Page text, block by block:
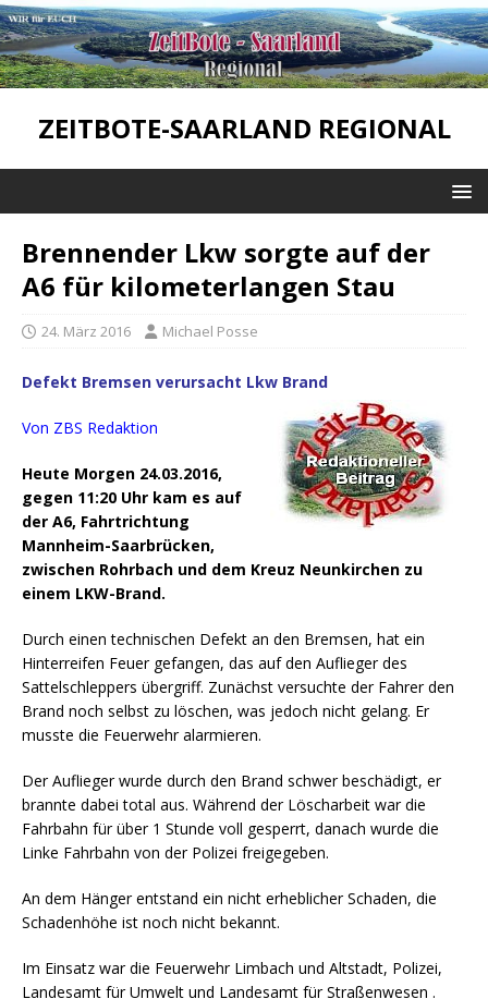
ZEITBOTE-SAARLAND REGIONAL
Brennender Lkw sorgte auf der
A6 für kilometerlangen Stau
24. März 2016 Michael Posse
Defekt Bremsen verursacht Lkw Brand
Von ZBS Redaktion
Heute Morgen 24.03.2016,
gegen 11:20 Uhr kam es auf
der A6, Fahrtrichtung
Mannheim-Saarbrücken,
zwischen Rohrbach und dem Kreuz Neunkirchen zu
einem LKW-Brand.
Durch einen technischen Defekt an den Bremsen, hat ein
Hinterreifen Feuer gefangen, das auf den Auflieger des
Sattelschleppers übergriff. Zunächst versuchte der Fahrer den
Brand noch selbst zu löschen, was jedoch nicht gelang. Er
musste die Feuerwehr alarmieren.
Der Auflieger wurde durch den Brand schwer beschädigt, er
brannte dabei total aus. Während der Löscharbeit war die
Fahrbahn für über 1 Stunde voll gesperrt, danach wurde die
Linke Fahrbahn von der Polizei freigegeben.
An dem Hänger entstand ein nicht erheblicher Schaden, die
Schadenhöhe ist noch nicht bekannt.
Im Einsatz war die Feuerwehr Limbach und Altstadt, Polizei,
Landesamt für Umwelt und Landesamt für Straßenwesen .